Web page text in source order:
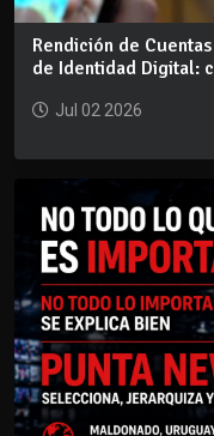
Rendición de
de Identidad Digital:
Jul 02 2026